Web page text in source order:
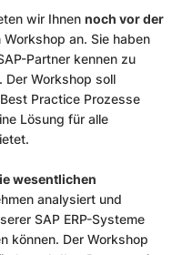
wir Ihnen noch vor der
Workshop an. Sie haben
Partner kennen zu
Der Workshop soll
Practice Prozesse
Lösung für alle
wesentlichen
analysiert und
SAP ERP-Systeme
können. Der Workshop